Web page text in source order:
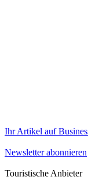
Ihr Artikel auf
Newsletter abonnieren
Touristische Anbieter